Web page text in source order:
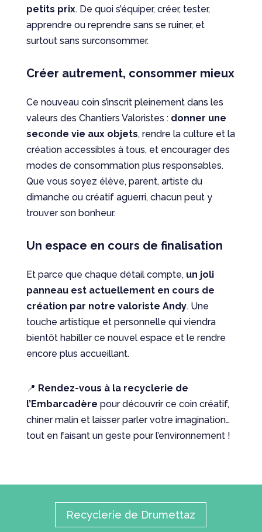
petits prix. De quoi s’équiper, créer, tester,
apprendre ou reprendre sans se ruiner, et
surtout sans surconsommer.
Créer autrement, consommer mieux
Ce nouveau coin s’inscrit pleinement dans les
valeurs des Chantiers Valoristes : donner une
seconde vie aux objets, rendre la culture et la
création accessibles à tous, et encourager des
modes de consommation plus responsables.
Que vous soyez élève, parent, artiste du
dimanche ou créatif aguerri, chacun peut y
trouver son bonheur.
Un espace en cours de finalisation
Et parce que chaque détail compte, un joli
panneau est actuellement en cours de
création par notre valoriste Andy. Une
touche artistique et personnelle qui viendra
bientôt habiller ce nouvel espace et le rendre
encore plus accueillant.
📍 Rendez-vous à la recyclerie de
l’Embarcadère pour découvrir ce coin créatif,
chiner malin et laisser parler votre imagination…
tout en faisant un geste pour l’environnement !
Recyclerie de Drumettaz